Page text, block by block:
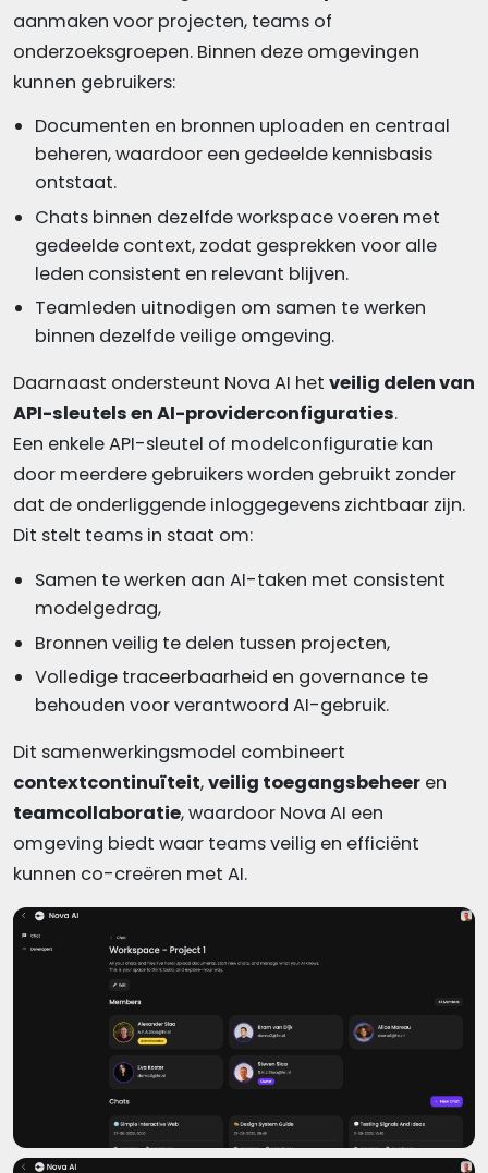
aanmaken voor projecten, teams of
onderzoeksgroepen. Binnen deze omgevingen
kunnen gebruikers:
Documenten en bronnen uploaden en centraal
beheren, waardoor een gedeelde kennisbasis
ontstaat.
Chats binnen dezelfde workspace voeren met
gedeelde context, zodat gesprekken voor alle
leden consistent en relevant blijven.
Teamleden uitnodigen om samen te werken
binnen dezelfde veilige omgeving.
Daarnaast ondersteunt Nova AI het veilig delen van
API-sleutels en AI-providerconfiguraties.
Een enkele API-sleutel of modelconfiguratie kan
door meerdere gebruikers worden gebruikt zonder
dat de onderliggende inloggegevens zichtbaar zijn.
Dit stelt teams in staat om:
Samen te werken aan AI-taken met consistent
modelgedrag,
Bronnen veilig te delen tussen projecten,
Volledige traceerbaarheid en governance te
behouden voor verantwoord AI-gebruik.
Dit samenwerkingsmodel combineert
contextcontinuïteit,veilig toegangsbeheer en
teamcollaboratie, waardoor Nova AI een
omgeving biedt waar teams veilig en efficiënt
kunnen co-creëren met AI.